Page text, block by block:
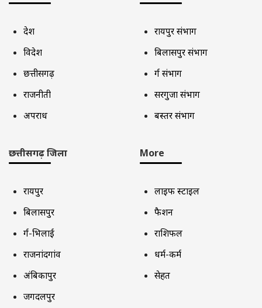
देश
विदेश
छत्तीसगढ़
राजनीती
अपराध
रायपुर संभाग
बिलासपुर संभाग
दुर्ग संभाग
सरगुजा संभाग
बस्तर संभाग
छत्तीसगढ़ जिला
रायपुर
बिलासपुर
दुर्ग-भिलाई
राजनांदगांव
अंबिकापुर
जगदलपुर
More
लाइफ स्टाइल
फैशन
राशिफल
धर्म-कर्म
सेहत